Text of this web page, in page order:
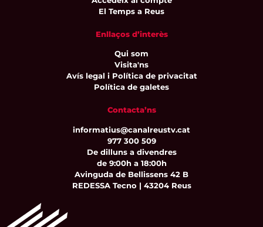
El Temps a Reus
Enllaços d’interès
Qui som
Visita'ns
Avís legal i Política de privacitat
Política de galetes
Contacta’ns
informatius@canalreustv.cat
977 300 509
De dilluns a divendres
de 9:00h a 18:00h
Avinguda de Bellissens 42 B
REDESSA Tecno | 43204 Reus